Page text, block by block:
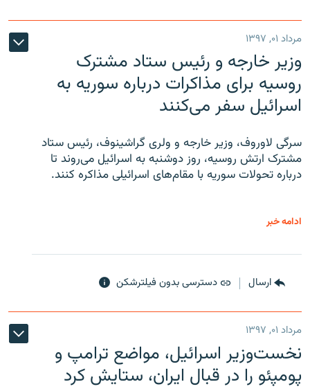
مرداد ۰۱, ۱۳۹۷
وزیر خارجه و رئیس‌ ستاد مشترک
روسیه برای مذاکرات درباره سوریه به
اسرائیل سفر می‌کنند
سرگی لاوروف، وزیر خارجه و ولری گراشینوف، رئیس ستاد
مشترک ارتش روسیه، روز دوشنبه به اسرائیل می‌روند تا
درباره تحولات سوریه با مقام‌های اسرائیلی مذاکره کنند.
ادامه خبر
ارسال دسترسی بدون فیلترشکن
مرداد ۰۱, ۱۳۹۷
نخست‌وزیر اسرائیل، مواضع ترامپ و
پومپئو را در قبال ایران، ستایش کرد